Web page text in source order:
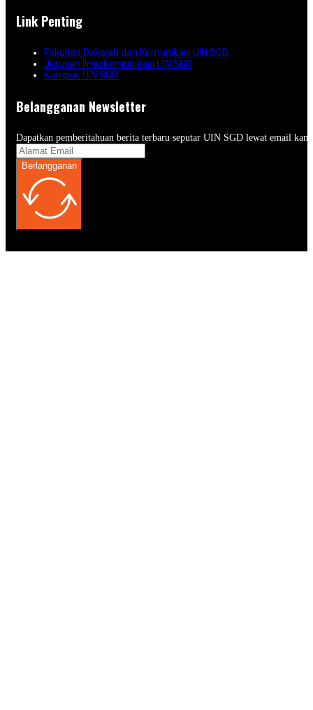
Link Penting
Fakultas Dakwah dan Komunikasi UIN SGD
Jurusan Ilmu Komunikasi UIN SGD
Kampus UIN SGD
Belangganan Newsletter
Dapatkan pemberitahuan berita terbaru seputar UIN SGD lewat email
Berlangganan